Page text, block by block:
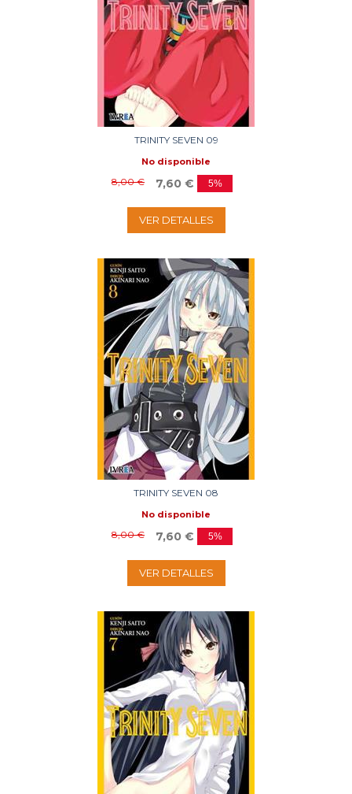
TRINITY SEVEN 09
No disponible
8,00 € 7,60 € 5%
VER DETALLES
TRINITY SEVEN 08
No disponible
8,00 € 7,60 € 5%
VER DETALLES